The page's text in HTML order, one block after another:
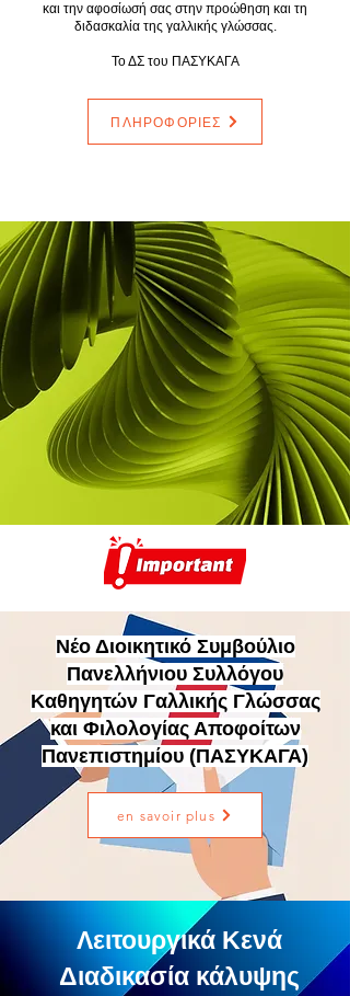
και την αφοσίωσή σας στην προώθηση και τη
διδασκαλία της γαλλικής γλώσσας.
Το ΔΣ του ΠΑΣΥΚΑΓΑ
ΠΛΗΡΟΦΟΡΙΕΣ
Νέο Διοικητικό Συμβούλιο
Πανελλήνιου Συλλόγου
Καθηγητών Γαλλικής Γλώσσας
και Φιλολογίας Αποφοίτων
Πανεπιστημίου (ΠΑΣΥΚΑΓΑ)
en savoir plus
Λειτουργικά Κενά
Διαδικασία κάλυψης